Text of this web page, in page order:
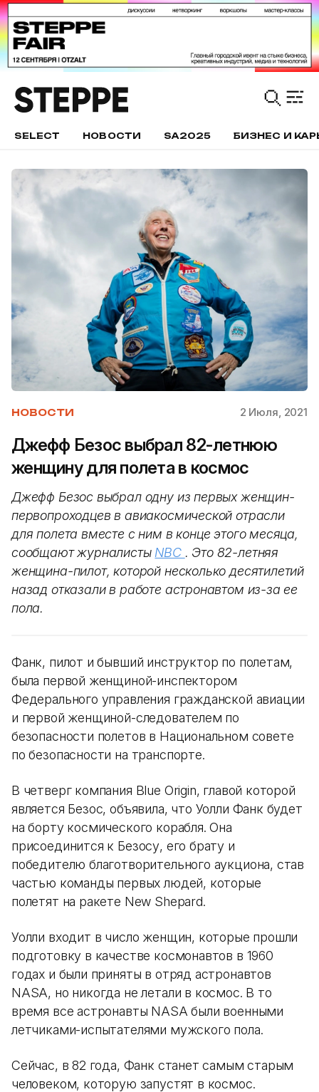
SELECT НОВОСТИ SA2025 БИЗНЕС И
НОВОСТИ 2 Июля, 2021
Джефф Безос выбрал 82-летнюю
женщину для полета в космос
Джефф Безос выбрал одну из первых женщин-
первопроходцев в авиакосмической отрасли
для полета вместе с ним в конце этого месяца,
сообщают журналисты NBC . Это 82-летняя
женщина-пилот, которой несколько десятилетий
назад отказали в работе астронавтом из-за ее
пола.
Фанк, пилот и бывший инструктор по полетам,
была первой женщиной-инспектором
Федерального управления гражданской авиации
и первой женщиной-следователем по
безопасности полетов в Национальном совете
по безопасности на транспорте.
В четверг компания Blue Origin, главой которой
является Безос, объявила, что Уолли Фанк будет
на борту космического корабля. Она
присоединится к Безосу, его брату и
победителю благотворительного аукциона, став
частью команды первых людей, которые
полетят на ракете New Shepard.
Уолли входит в число женщин, которые прошли
подготовку в качестве космонавтов в 1960
годах и были приняты в отряд астронавтов
NASA, но никогда не летали в космос. В то
время все астронавты NASA были военными
летчиками-испытателями мужского пола.
Сейчас, в 82 года, Фанк станет самым старым
человеком, которую запустят в космос.